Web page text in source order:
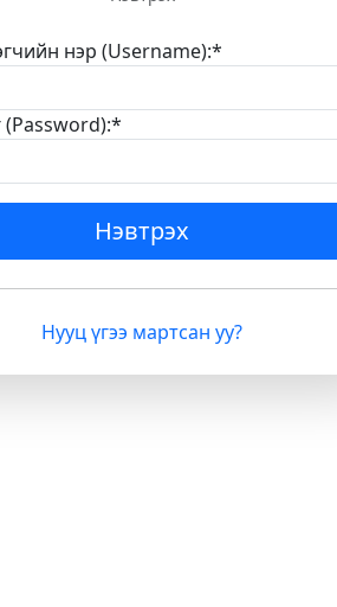
нэр (Username):*
(Password):*
Нэвтрэх
Нууц үгээ мартсан уу?